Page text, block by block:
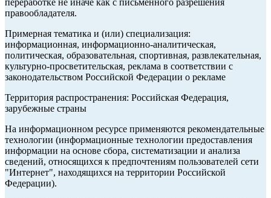
переработке не иначе как с письменного разрешения
правообладателя.
Примерная тематика и (или) специализация:
информационная, информационно-аналитическая,
политическая, образовательная, спортивная, развлекательная,
культурно-просветительская, реклама в соответствии с
законодательством Российской Федерации о рекламе
Территория распространения: Российская Федерация,
зарубежные страны
На информационном ресурсе применяются рекомендательные
технологии (информационные технологии предоставления
информации на основе сбора, систематизации и анализа
сведений, относящихся к предпочтениям пользователей сети
"Интернет", находящихся на территории Российской
Федерации).